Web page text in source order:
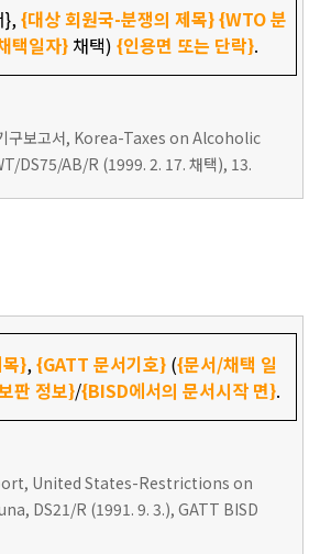
},{대상 회원국-분쟁의 제목}{WTO 분
택일자}채택) {인용면 또는 단락}.
구보고서, Korea-Taxes on Alcoholic
DS75/AB/R (1999. 2. 17. 채택), 13.
},{GATT 문서기호}({문서/채택 일
판 정보}/{BISD에서의 문서시작 면}.
United States-Restrictions on
DS21/R (1991. 9. 3.), GATT BISD